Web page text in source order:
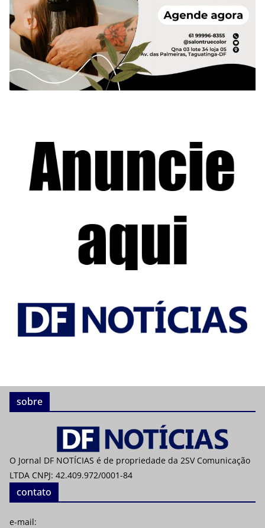
sobre
O Jornal DF NOTÍCIAS é de propriedade da 2SV Comunicação
LTDA CNPJ: 42.409.972/0001-84
contato
e-mail: